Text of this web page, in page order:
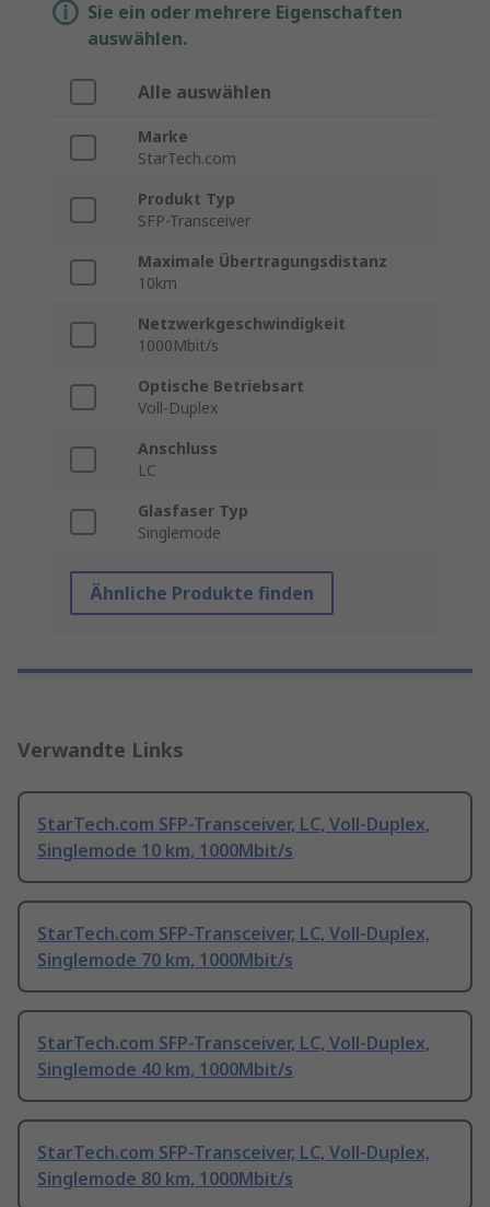
Sie ein oder mehrere Eigenschaften
auswählen.
Alle auswählen
Marke
StarTech.com
Produkt Typ
SFP-Transceiver
Maximale Übertragungsdistanz
10km
Netzwerkgeschwindigkeit
1000Mbit/s
Optische Betriebsart
Voll-Duplex
Anschluss
LC
Glasfaser Typ
Singlemode
Ähnliche Produkte finden
Verwandte Links
StarTech.com SFP-Transceiver, LC, Voll-Duplex,
Singlemode 10 km, 1000Mbit/s
StarTech.com SFP-Transceiver, LC, Voll-Duplex,
Singlemode 70 km, 1000Mbit/s
StarTech.com SFP-Transceiver, LC, Voll-Duplex,
Singlemode 40 km, 1000Mbit/s
StarTech.com SFP-Transceiver, LC, Voll-Duplex,
Singlemode 80 km, 1000Mbit/s